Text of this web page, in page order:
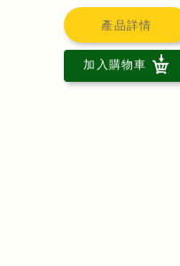
產品詳情
加入購物車